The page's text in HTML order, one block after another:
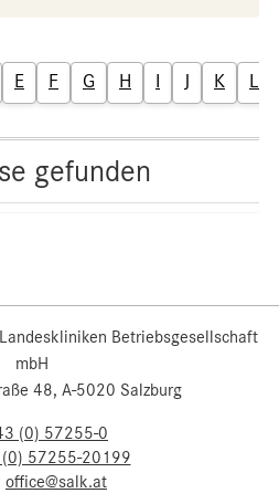
E F G H I J K L
gefunden
Betriebsgesellschaft
mbH
48, A-5020 Salzburg
(0) 57255-0
57255-20199
office@salk.at